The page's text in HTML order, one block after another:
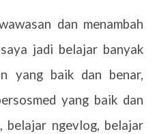
dan menambah
jadi belajar banyak
yang baik dan benar,
yang baik dan
belajar ngevlog, belajar